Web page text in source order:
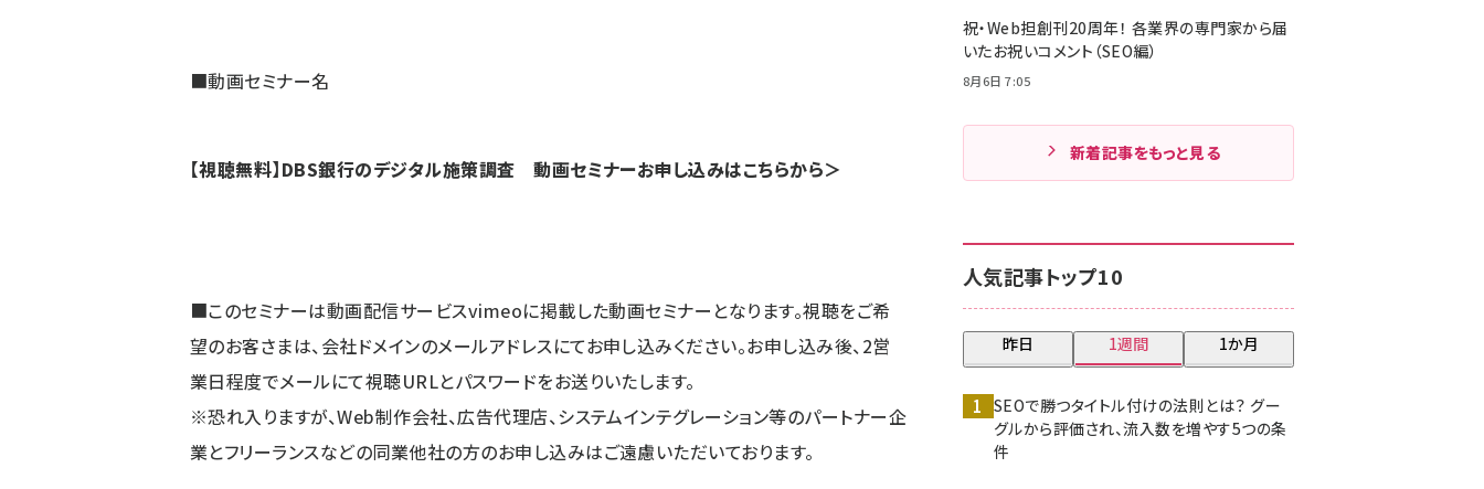
■動画セミナー名
【視聴無料】DBS銀行のデジタル施策調査 動画セミナーお申し込みはこちらから＞
■このセミナーは動画配信サービスvimeoに掲載した動画セミナーとなります。視聴をご希
望のお客さまは、会社ドメインのメールアドレスにてお申し込みください。お申し込み後、2営
業日程度でメールにて視聴URLとパスワードをお送りいたします。
※恐れ入りますが、Web制作会社、広告代理店、システムインテグレーション等のパートナー企
業とフリーランスなどの同業他社の方のお申し込みはご遠慮いただいております。
祝・Web担創刊20周年！ 各業界の専門家から届
いたお祝いコメント（SEO編）
8月6日 7:05
新着記事をもっと見る
人気記事トップ10
昨日 1週間 1か月
SEOで勝つタイトル付けの法則とは？ グー
グルから評価され、流入数を増やす5つの条
件